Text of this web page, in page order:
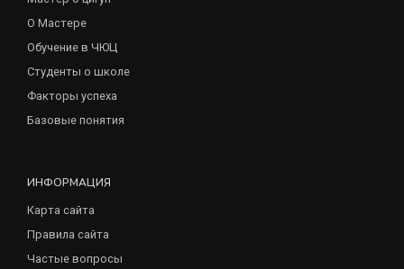
О Мастере
Обучение в ЧЮЦ
Студенты о школе
Факторы успеха
Базовые понятия
ИНФОРМАЦИЯ
Карта сайта
Правила сайта
Частые вопросы